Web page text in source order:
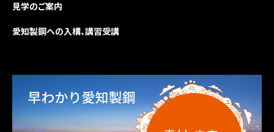
見学のご案内
愛知製鋼への入構、講習受講